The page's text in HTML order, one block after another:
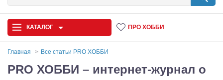
КАТАЛОГ ПРО ХОББИ
Автомодели
Главная Все статьи PRO ХОББИ
PRO ХОББИ – интернет-журнал о